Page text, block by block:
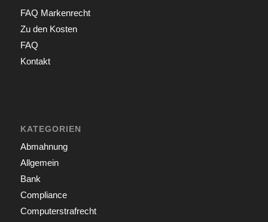
FAQ Markenrecht
Zu den Kosten
FAQ
Kontakt
KATEGORIEN
Abmahnung
Allgemein
Bank
Compliance
Computerstrafrecht